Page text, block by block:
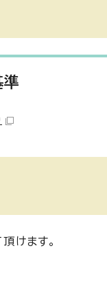
準
けます。